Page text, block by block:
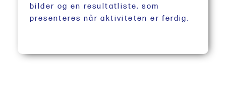
bilder og en resultatliste, som
presenteres når aktiviteten er ferdig.